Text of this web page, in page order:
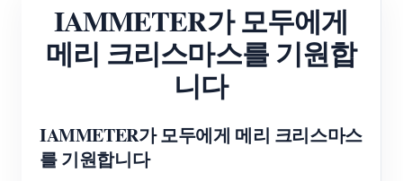
삼상 Wi-Fi 에너지 계량기 (WEM3080T)
삼상 Wi-Fi 에너지 계량기 (WEM3046T)
삼상 Wi-Fi 에너지 계량기 (WEM3050T)
WiFi 전력 컨트롤러
IAMMETER Cloud Pro
IAMMETER가 모두에게
메리 크리스마스를 기원합
니다
IAMMETER가 모두에게 메리 크리스마스
를 기원합니다